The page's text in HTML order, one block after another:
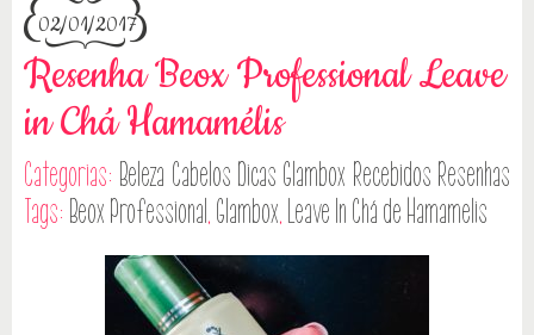
02/01/2017
Resenha Beox Professional Leave
in Chá Hamamélis
Categorias: Beleza Cabelos Dicas Glambox Recebidos Resenhas
Tags: Beox Professional, Glambox, Leave In Chá de Hamamelis